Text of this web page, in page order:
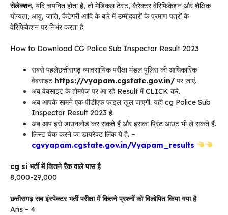
सेलेक्शन, यदि चयनित होता है, तो मेडिकल टेस्ट, कैरेक्टर वेरिफिकेशन और शैक्षिक
योग्यता, आयु, जाति, कैटेगरी आदि के बारे में उम्मीदवारों के प्रमाण पत्रों के
वेरिफिकेशन पर निर्भर करता है.
How to Download CG Police Sub Inspector Result 2023
सबसे पहलेछत्तीसगढ़ व्यावसायिक परीक्षा मंडल पुलिस की आधिकारिक
वेबसाइट https://vyapam.cgstate.gov.in/ पर जाएं.
अब वेबसाइट के होमपेज पर आ रहे Result में CLICK करे.
अब आपके सामने एक पीडीएफ फाइल खुल जाएगी. यही cg Police Sub
Inspector Result 2023 है.
अब आप इसे डाउनलोड कर सकते हैं और इसका प्रिंट आउट भी ले सकते हैं.
लिस्ट चेक करने का डायरेक्ट लिंक ये है. –
cgvyapam.cgstate.gov.in/Vyapam_results
cg si भर्ती में कितने रैंक वाले पास है
8,000-29,000
छत्तीसगढ़सब इंस्पेक्टर भर्ती परीक्षा में कितने प्रश्नों को विलोपित किया गया है
Ans – 4